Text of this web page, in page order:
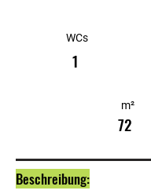
WCs
1
m²
72
Beschreibung: